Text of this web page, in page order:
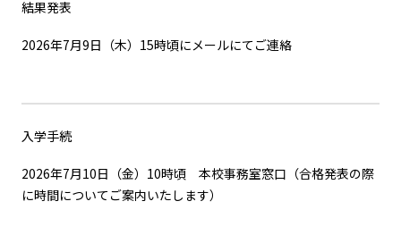
結果発表
2026年7月9日（木）15時頃にメールにてご連絡
入学手続
2026年7月10日（金）10時頃 本校事務室窓口（合格発表の際
に時間についてご案内いたします）